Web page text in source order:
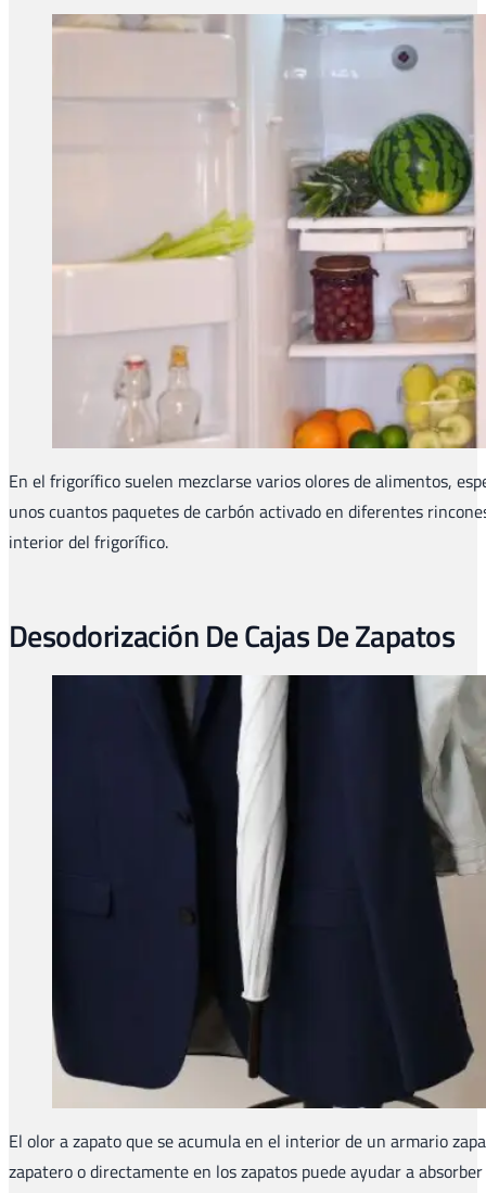
En el frigorífico suelen mezclarse varios olores de alimentos,
unos cuantos paquetes de carbón activado en diferentes
interior del frigorífico.
Desodorización De Cajas De Zapatos
El olor a zapato que se acumula en el interior de un armario
zapatero o directamente en los zapatos puede ayudar a